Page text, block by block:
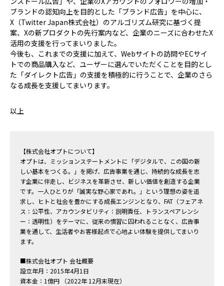
ブランドの認知向上を目的とした「ブランド広告」を中心に、
X（Twitter Japan株式会社）のアルゴリズム研究に基づく提
案、Xの新プロダクトの先行案内など、企業のニーズに合わせたX
活用の支援を行ってまいりました。
今後も、これまでの支援に加えて、Webサイトの訪問やECサイ
トでの商品購入など、ユーザーに選んでいただくことを目的とし
た「ダイレクト広告」の支援を積極的に行うことで、企業のさら
なる成長を支援してまいります。
以上
【株式会社オプトについて】
オプトは、ミッションステートメントに「デジタルで、この国の新
しい基本をつくる。」を掲げ、広告事業を通じ、持続的な成長を志
す企業に伴走し、ビジネスを革新させ、新しい価値を創造する企業
です。一人ひとりが「誠実な野心家であれ。」という理想の姿を追
求し、ヒトと社会を豊かにする成長エンジンとなり、FAT（フェアネ
ス：公平性、アカウンタビリティ：説明責任、トランスペアレンシ
ー：透明性）をテーマに、従来の慣習に囚われることなく、広告事
業を通して、生活者やお客様起点で心地よい体験を提供してまいり
ます。
■株式会社オプト 会社概要
設立年月：2015年4月1日
資本金：1億円 （2022年 12月末現在）